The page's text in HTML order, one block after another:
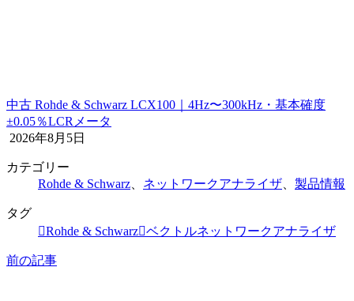
中古 Rohde & Schwarz LCX100｜4Hz〜300kHz・基本確度
±0.05％LCRメータ
2026年8月5日
カテゴリー
Rohde & Schwarz
ネットワークアナライザ 製品情報
タグ
Rohde & Schwarz ベクトルネットワークアナライザ
前の記事